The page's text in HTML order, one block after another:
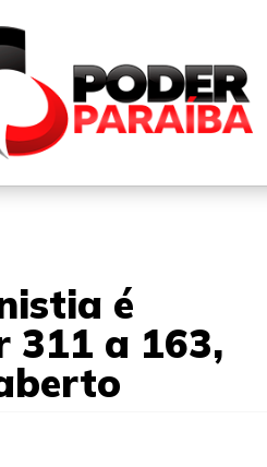
FALE CONOSCO
é
311 a 163,